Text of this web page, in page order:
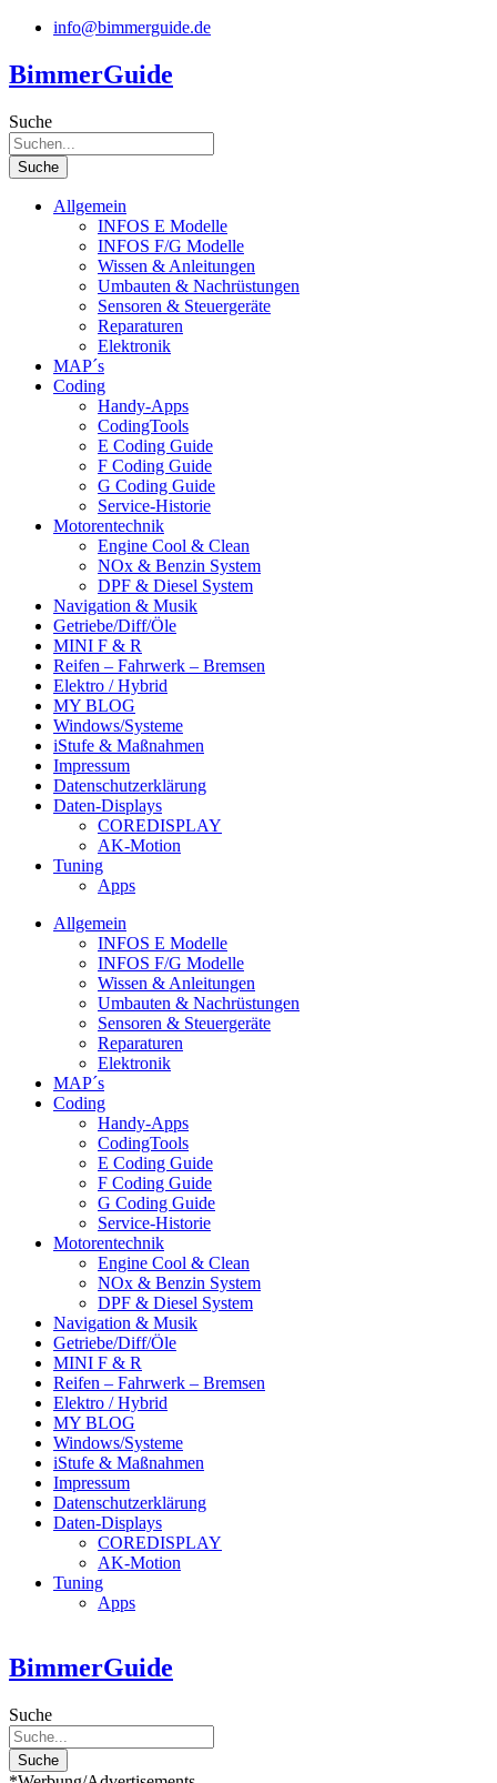
Zum
springen
info@bimmerguide.de
BimmerGuide
Suche
Suche
Allgemein
INFOS E Modelle
INFOS F/G Modelle
Wissen & Anleitungen
Umbauten & Nachrüstungen
Sensoren & Steuergeräte
Reparaturen
Elektronik
MAP´s
Coding
Handy-Apps
CodingTools
E Coding Guide
F Coding Guide
G Coding Guide
Service-Historie
Motorentechnik
Engine Cool & Clean
NOx & Benzin System
DPF & Diesel System
Navigation & Musik
Getriebe/Diff/Öle
MINI F & R
Reifen – Fahrwerk – Bremsen
Elektro / Hybrid
MY BLOG
Windows/Systeme
iStufe & Maßnahmen
Impressum
Datenschutzerklärung
Daten-Displays
COREDISPLAY
AK-Motion
Tuning
Apps
Allgemein
INFOS E Modelle
INFOS F/G Modelle
Wissen & Anleitungen
Umbauten & Nachrüstungen
Sensoren & Steuergeräte
Reparaturen
Elektronik
MAP´s
Coding
Handy-Apps
CodingTools
E Coding Guide
F Coding Guide
G Coding Guide
Service-Historie
Motorentechnik
Engine Cool & Clean
NOx & Benzin System
DPF & Diesel System
Navigation & Musik
Getriebe/Diff/Öle
MINI F & R
Reifen – Fahrwerk – Bremsen
Elektro / Hybrid
MY BLOG
Windows/Systeme
iStufe & Maßnahmen
Impressum
Datenschutzerklärung
Daten-Displays
COREDISPLAY
AK-Motion
Tuning
Apps
BimmerGuide
Suche
Suche